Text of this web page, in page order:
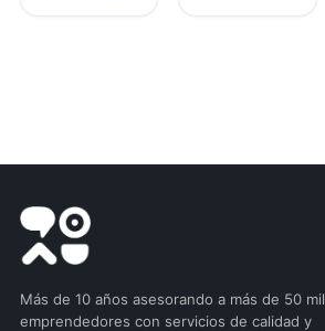
Más de 10 años asesorando a más de 50 mil
emprendedores con servicios de calidad y